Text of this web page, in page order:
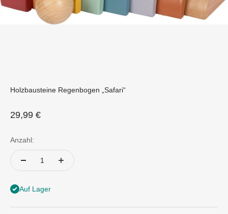
Holzbausteine Regenbogen „Safari“
Angebot
29,99 €
Anzahl:
Auf Lager